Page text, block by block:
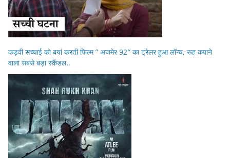
कड़वी सच्चाई को बयां करती फिल्म ” अजमेर 92″ का ट्रेलर हुआ लॉन्च, रूह कपाने
वाला सबसे बड़ा स्कैंडल..